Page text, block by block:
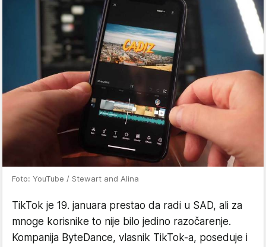
Foto: YouTube / Stewart and Alina
TikTok je 19. januara prestao da radi u SAD, ali za
mnoge korisnike to nije bilo jedino razočarenje.
Kompanija ByteDance, vlasnik TikTok-a, poseduje i